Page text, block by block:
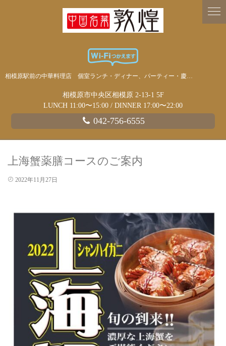
相模原駅前の中華料理店 個室ランチ・ディナー、パーティー・慶事・宴会に
相模原市中央区相模原 2-13-1 5F
LUNCH 11:00〜15:00 / DINNER 17:00〜22:00
042-756-6555
上海蟹薬膳コースのご案内
2022年11月27日